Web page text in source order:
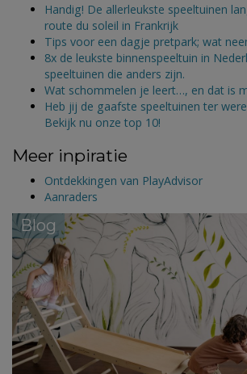
Handig! De allerleukste speeltuinen
route du soleil in Frankrijk
Tips voor een dagje pretpark; wat
8x de leukste binnenspeeltuin in
speeltuinen die anders zijn.
Wat schommelen je leert…, en dat is
Heb jij de gaafste speeltuinen ter
Bekijk nu onze top 10!
Meer inpiratie
Ontdekkingen van PlayAdvisor
Aanraders
Blog